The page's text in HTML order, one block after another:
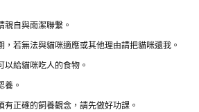
親自與雨潔聯繫。
，若無法與貓咪適應或其他理由請把貓咪還我。
以給貓咪吃人的食物。
養。
有正確的飼養觀念，請先做好功課。